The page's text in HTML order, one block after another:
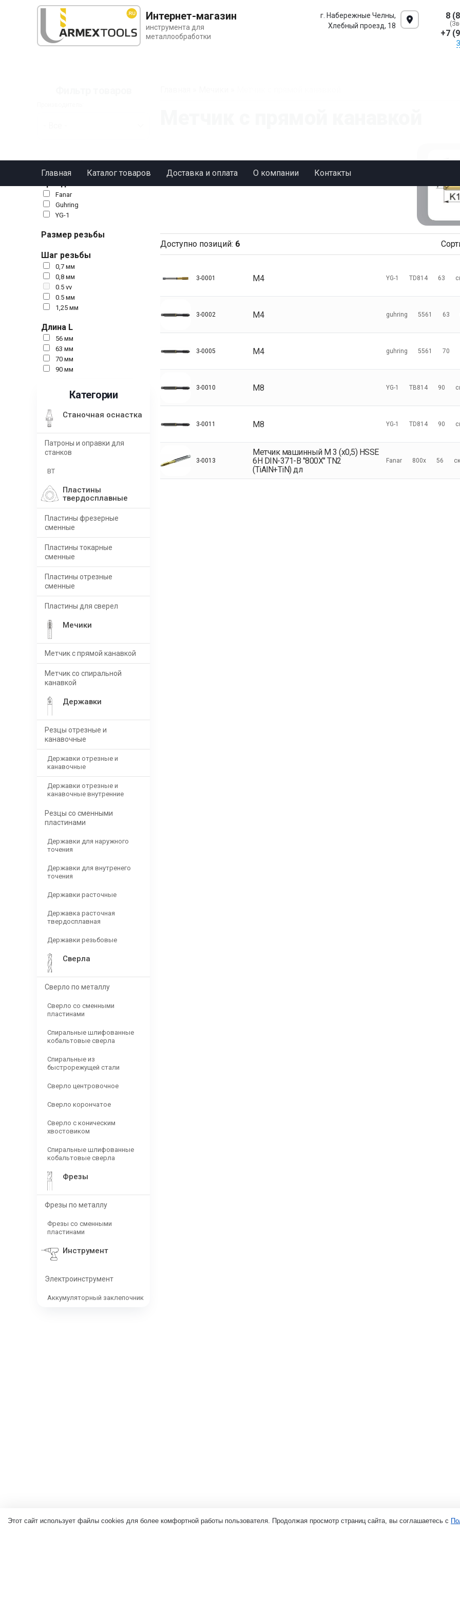
Интернет-магазин
инструмента для
металлообработки
г. Набережные Челны,
Хлебный проезд, 18
8
+7
Главная Каталог товаров Доставка и оплата О компании Контакты
Сбросить фильтр
Fanar
Guhring
YG-1
Размер резьбы
Шаг резьбы
0,7 мм
0,8 мм
0.5 vv
0.5 мм
1,25 мм
Длина L
56 мм
63 мм
70 мм
90 мм
Категории
Станочная оснастка
Патроны и оправки для
станков
BT
Пластины
твердосплавные
Пластины фрезерные
сменные
Пластины токарные
сменные
Пластины отрезные
сменные
Пластины для сверел
Мечики
Метчик с прямой канавкой
Метчик со спиральной
канавкой
Державки
Резцы отрезные и
канавочные
Державки отрезные и
канавочные
Державки отрезные и
канавочные внутренние
Резцы со сменными
пластинами
Державки для наружного
точения
Державки для внутренего
точения
Державки расточные
Державка расточная
твердосплавная
Державки резьбовые
Сверла
Сверло по металлу
Сверло со сменными
пластинами
Спиральные шлифованные
кобальтовые сверла
Спиральные из
быстрорежущей стали
Сверло центровочное
Сверло корончатое
Сверло с коническим
хвостовиком
Спиральные шлифованные
кобальтовые сверла
Фрезы
Фрезы по металлу
Фрезы со сменными
пластинами
Инструмент
Электроинструмент
Аккумуляторный заклепочник
Доступно позиций: 6
3-0001 M4 YG-1 TD814 63
3-0002 M4 guhring 5561 63
3-0005 M4 guhring 5561 70
3-0010 M8 YG-1 TB814 90
3-0011 M8 YG-1 TD814 90
3-0013
Метчик машинный М 3 (х0,5) HSSE
6H DIN-371-B "800X" TN2
(TiAlN+TiN) дл
Fanar 800x 56
Этот сайт использует файлы cookies для более комфортной работы пользователя. Продолжая просмотр страниц сайта, вы соглашаетесь с